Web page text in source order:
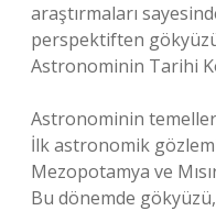
araştırmaları
perspektiften
Astronominin Tarihi
Astronominin
İlk astronomik
Mezopotamya ve
Bu dönemde